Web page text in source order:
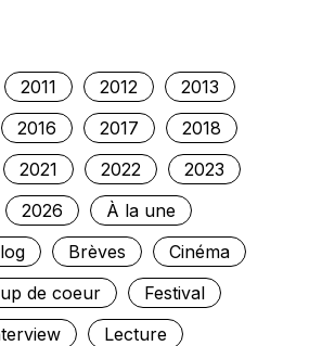
2011 2012
2013
2016 2017
2018
2021 2022
2023
2026
À la une
Brèves
Cinéma
de coeur
Festival
Lecture